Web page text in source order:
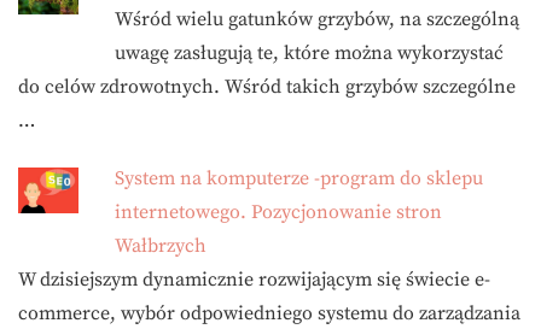
Wśród wielu gatunków grzybów, na szczególną
uwagę zasługują te, które można wykorzystać
do celów zdrowotnych. Wśród takich grzybów szczególne
…
System na komputerze -program do sklepu
internetowego. Pozycjonowanie stron
Wałbrzych
W dzisiejszym dynamicznie rozwijającym się świecie e-
commerce, wybór odpowiedniego systemu do zarządzania